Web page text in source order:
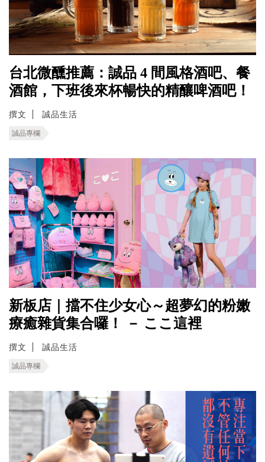
台北微醺推薦：誠品 4 間風格酒吧、餐
酒館，下班後來杯暢快的精釀啤酒吧！
撰文 誠品生活
誠品專欄
新板店｜擋不住少女心～超夢幻的粉嫩
療癒雜貨集合囉！ － ここ這裡
撰文 誠品生活
誠品專欄